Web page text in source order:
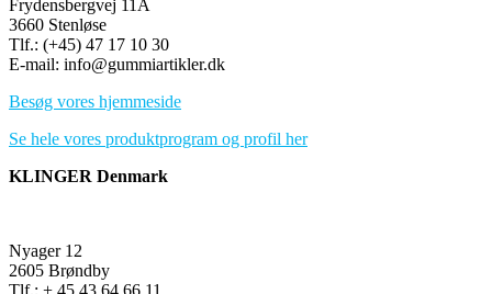
Frydensbergvej 11A
3660 Stenløse
Tlf.: (+45) 47 17 10 30
E-mail: info@gummiartikler.dk
Besøg vores hjemmeside
Se hele vores produktprogram og profil her
KLINGER Denmark
Nyager 12
2605 Brøndby